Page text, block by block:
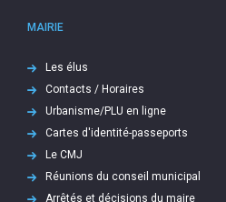
MAIRIE
Les élus
Contacts / Horaires
Urbanisme/PLU en ligne
Cartes d'identité-passeports
Le CMJ
Réunions du conseil municipal
Arrêtés et décisions du maire